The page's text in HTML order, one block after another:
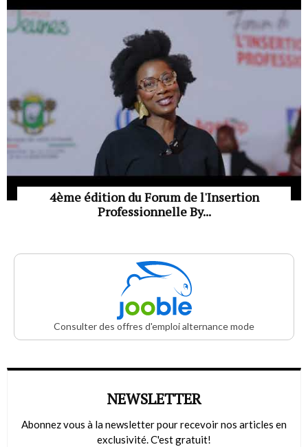
4ème édition du Forum de l'Insertion
Professionnelle By...
Consulter des offres d'emploi alternance mode
NEWSLETTER
Abonnez vous à la newsletter pour recevoir nos articles en
exclusivité. C'est gratuit!